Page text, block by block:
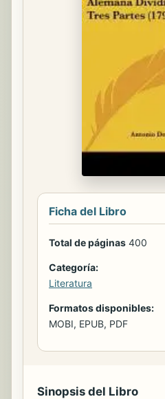
Ficha del Libro
Total de páginas 400
Categoría:
Literatura
Formatos disponibles:
MOBI, EPUB, PDF
Sinopsis del Libro